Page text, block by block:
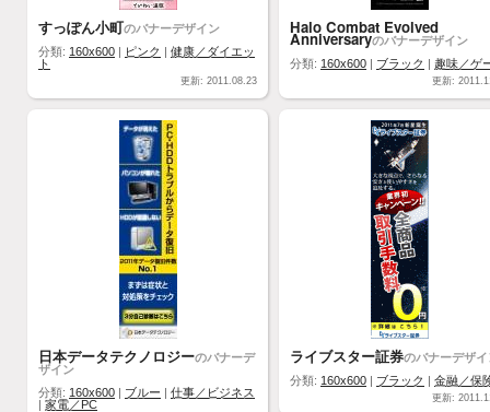
すっぽん小町のバナーデザイン
分類: 160x600 | ピンク | 健康／ダイエッ
ト
更新: 2011.08.23
Halo Combat Evolved
Anniversaryのバナーデザイン
分類: 160x600 | ブラック | 趣味／ゲ
更新:
日本データテクノロジーのバナーデ
ザイン
分類: 160x600 | ブルー | 仕事／ビジネス
| 家電／PC
ライブスター証券のバナーデザ
分類: 160x600 | ブラック | 金融／保
更新: